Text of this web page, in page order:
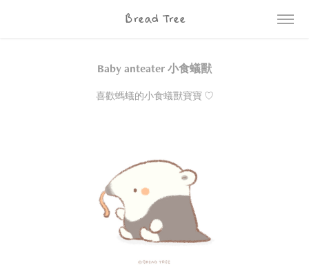
Bread Tree
Baby anteater 小食蟻獸
喜歡螞蟻的小食蟻獸寶寶 ♡